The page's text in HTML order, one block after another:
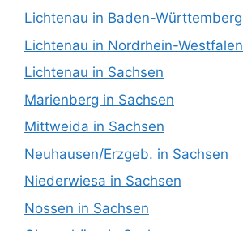
Lichtenau in Baden-Württemberg
Lichtenau in Nordrhein-Westfalen
Lichtenau in Sachsen
Marienberg in Sachsen
Mittweida in Sachsen
Neuhausen/Erzgeb. in Sachsen
Niederwiesa in Sachsen
Nossen in Sachsen